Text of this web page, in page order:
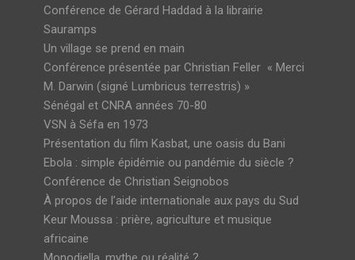
Conférence de Gérard Haddad à la librairie
Sauramps
Un village se prend en main
Conférence présentée par Christian Feller « Merci
M. Darwin (signé Lumbricus terrestris) »
Sénégal et CNRA années 70-80
VSN à Séfa en 1973
Présentation du film Kasbat, une oasis du Bani
Ebola : simple épidémie ou pandémie du siècle ?
Conférence de Christian Seignobos
À propos de l’aide internationale aux pays du Sud
Keur Moussa : prière, agriculture et musique
africaine